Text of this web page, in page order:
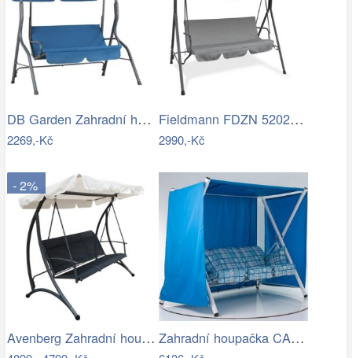
DB Garden Zahradní houpačka CANOPS modrá
2269,-Kč
Fieldmann FDZN 5202 šedá
2990,-Kč
- 2%
Avenberg Zahradní houpačka pro 3 osoby… Zahradní houpačka CALABRIA (06086-01)…